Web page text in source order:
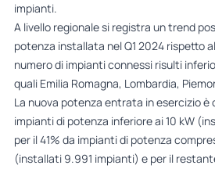
impianti.
A livello regionale si registra un trend
potenza installata nel Q1 2024 rispetto
numero di impianti connessi risulti
quali Emilia Romagna, Lombardia,
La nuova potenza entrata in esercizio
impianti di potenza inferiore ai 10 kW
per il 41% da impianti di potenza
(installati 9.991 impianti) e per il